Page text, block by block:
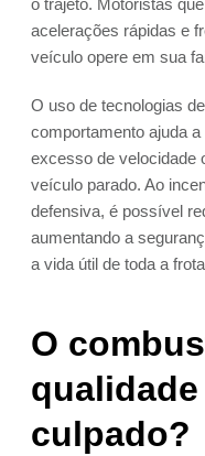
o trajeto. Motoristas
acelerações rápidas e
veículo opere em sua
O uso de tecnologias
comportamento ajuda
excesso de velocidade
veículo parado. Ao
defensiva, é possível
aumentando a
a vida útil de toda a
O
culpado?